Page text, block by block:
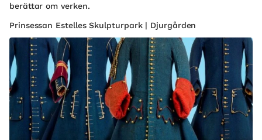
berättar om verken.
Prinsessan Estelles Skulpturpark | Djurgården